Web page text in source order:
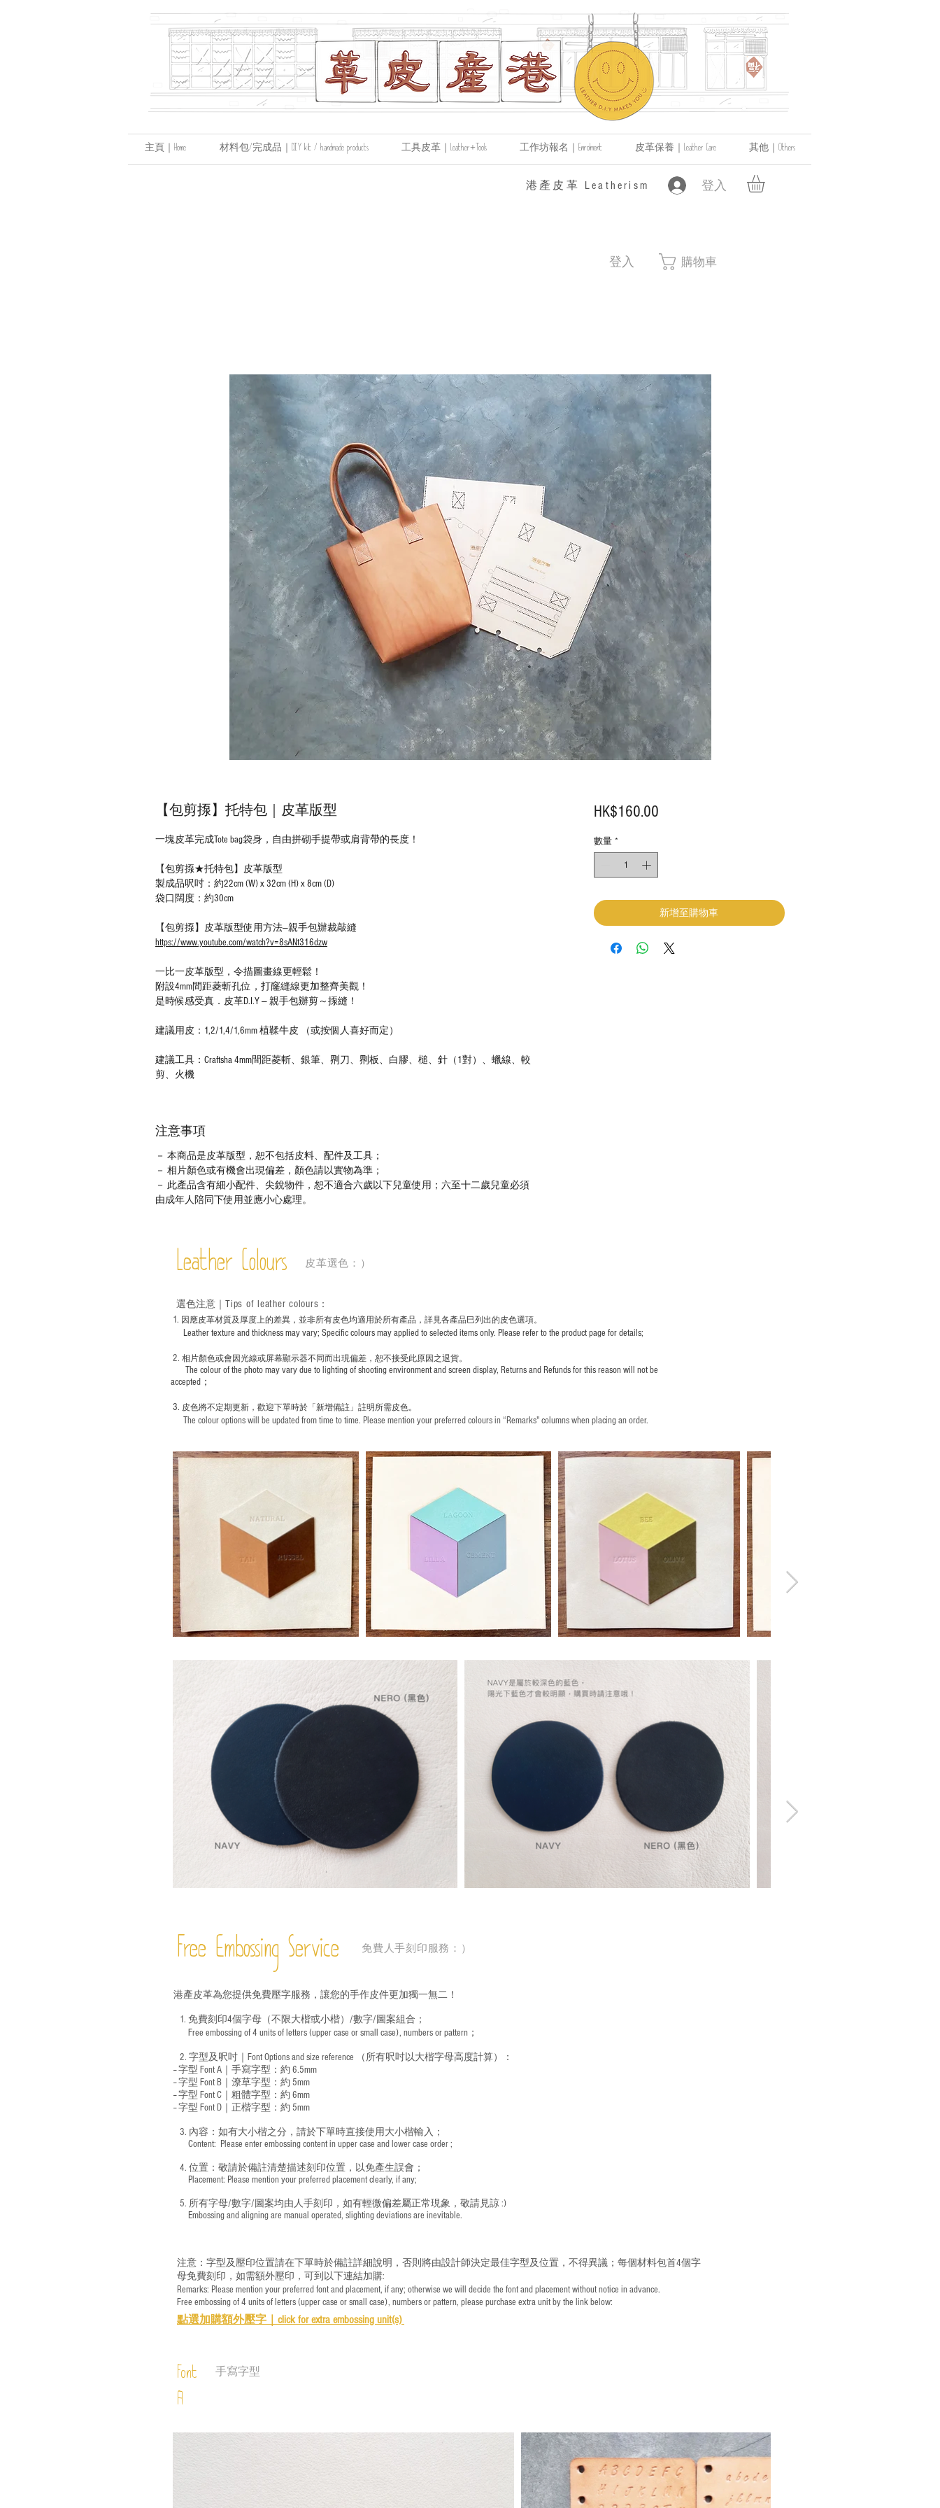
主頁｜Home 材料包/完成品｜DIY kit / handmade products 工具皮革｜Leather+Tools 工作坊報名｜Enrolment 皮革保養｜Leather Care 其他｜Others
登入
​港產皮革 Leatherism
登入 購物車
【包剪揼】托特包｜皮革版型
一塊皮革完成Tote bag袋身，自由拼砌手提帶或肩背帶的長度！
【包剪揼★托特包】皮革版型
製成品呎吋：約22cm (W) x 32cm (H) x 8cm (D)
袋口闊度：約30cm
【包剪揼】皮革版型使用方法—親手包辦裁敲縫
https://www.youtube.com/watch?v=8sANt316dzw
一比一皮革版型，令描圖畫線更輕鬆！
附設4mm間距菱斬孔位，打窿縫線更加整齊美觀！
是時候感受真．皮革D.I.Y — 親手包辦剪～揼縫！
建議用皮：1,2/1,4/1,6mm 植鞣牛皮 （或按個人喜好而定）
建議工具：Craftsha 4mm間距菱斬、銀筆、𠝹刀、𠝹板、白膠、槌、針（1對）、蠟線、較
剪、火機
注意事項
－ 本商品是皮革版型，恕不包括皮料、配件及工具；
－ 相片顏色或有機會出現偏差，顏色請以實物為準；
－ 此產品含有細小配件、尖銳物件，恕不適合六歲以下兒童使用；六至十二歲兒童必須
由成年人陪同下使用並應小心處理。
HK$160.00價
數量 *
新增至購物車
Leather Colours 皮革選色：）
1. ​ 因應皮革材質及厚度上的差異，並非所有皮色均適用於所有產品，詳見各產品巳列出的皮色選項。
Leather texture and thickness may vary; Specific colours may applied to selected items only. Please refer to the product page for details;
2. 相片顏色或會因光線或屏幕顯示器不同而出現偏差，恕不接受此原因之退貨。
The colour of the photo may vary due to lighting of shooting environment and screen display, Returns and Refunds for this reason will not be
accepted；
3. 皮色將不定期更新，歡迎下單時於「新增備註」註明 所需皮色。
The colour options will be updated from time to time. Please mention your preferred colours in “Remarks" columns when placing an order.
選色注意｜ Tips of leather colours ：
Free Embossing Service 免費人手刻印服務：）
港產皮革為您提供免費壓字服務，讓您的手作皮件更加獨一無二！
1. 免費刻印4個字母（不限大楷或小楷）/數字/圖案組合；
Free embossing of 4 units of letters (upper case or small case), numbers or pattern；
2. 字型及呎吋｜ Font Options and size reference
（所有呎吋以大楷字母高度計算）：
-- 字型 Font A｜手寫字型：約 6.5mm
-- 字型 Font B｜潦草字型： 約 5mm
-- 字型 Font C｜粗體字型：約 6mm
-- 字型 Font D｜正楷字型： 約 5mm
3. 內容：如有大小楷之分，請於下單時直接使用大小楷輸入；
​ Content: Please enter embossing content in upper case and lower case order ;
4. 位置：敬請於備註清楚描述刻印位置，以免產生誤會；
​ Placement: Please mention your preferred placement clearly, if any;
5. 所有字母/數字/圖案均由人手刻印，如有輕微偏差屬正常現象，敬請見諒 :)
​ Embossing and aligning are manual operated, slighting deviations are inevitable.
注意：字型及壓印位置請在下單時於備註詳細說明，否則將由設計師決定最佳字型及位置，不得異議；每個材料包首4個字
母免費刻印，如需額外壓印，可到以下連結加購:
Remarks: Please mention your preferred font and placement, if any; otherwise we will decide the font and placement without notice in advance.
Free embossing of 4 units of letters (upper case or small case), numbers or pattern, please purchase extra unit by the link below:
點選加購額外壓字｜ click for extra embossing unit(s)
Font
A
手寫字型